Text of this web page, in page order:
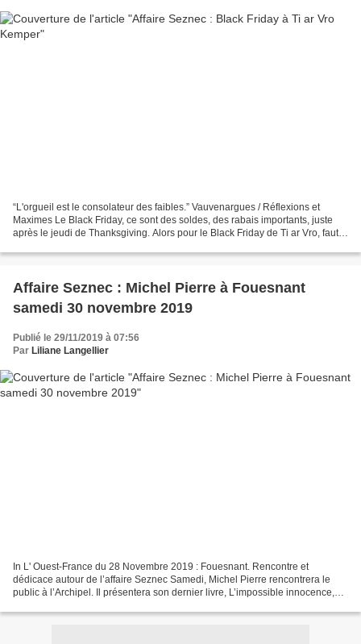
“L'orgueil est le consolateur des faibles.” Vauvenargues / Réflexions et
Maximes Le Black Friday, ce sont des soldes, des rabais importants, juste
après le jeudi de Thanksgiving. Alors pour le Black Friday de Ti ar Vro, faut
Affaire Seznec : Michel Pierre à Fouesnant
samedi 30 novembre 2019
Publié le 29/11/2019 à 07:56
Par Liliane Langellier
In L' Ouest-France du 28 Novembre 2019 : Fouesnant. Rencontre et
dédicace autour de l’affaire Seznec Samedi, Michel Pierre rencontrera le
public à l’Archipel. Il présentera son dernier livre, L’impossible innocence,